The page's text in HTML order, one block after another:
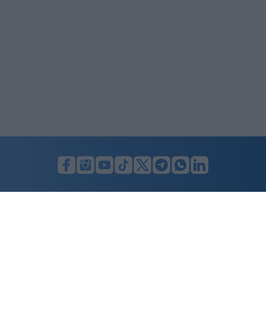
LUNIFIN S.r.l. a socio unico. Sede legale Milano, Largo F. Richini, 2/A,